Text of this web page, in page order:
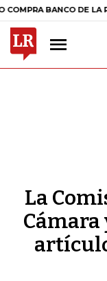
DE LA REPÚBLICA
La
Cámara